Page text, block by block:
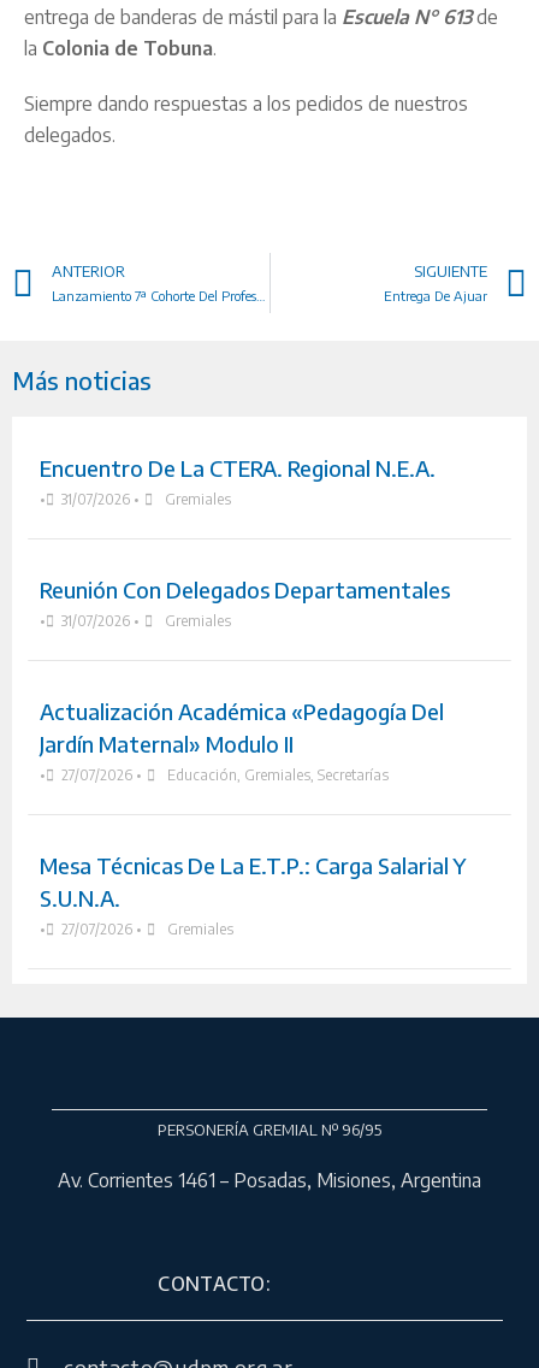
entrega de banderas de mástil para la Escuela N° 613de
la Colonia de Tobuna.
Siempre dando respuestas a los pedidos de nuestros
delegados.
ANTERIOR SIGUIENTE
Entrega De Ajuar
Más noticias
Encuentro De La CTERA. Regional N.E.A.
• 31/07/2026 • Gremiales
Reunión Con Delegados Departamentales
• 31/07/2026 • Gremiales
Actualización Académica «Pedagogía Del
Jardín Maternal» Modulo II
• 27/07/2026 • Educación Gremiales, Secretarías
Mesa Técnicas De La E.T.P.: Carga Salarial Y
S.U.N.A.
• 27/07/2026 • Gremiales
PERSONERÍA GREMIAL Nº 96/95
Av. Corrientes 1461 – Posadas, Misiones, Argentina
CONTACTO: